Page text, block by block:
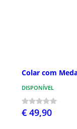
Colar com
DISPONÍVEL
€ 49,90